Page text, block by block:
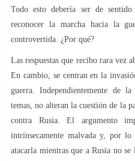
Todo esto debería ser de
reconocer la marcha hacia la
controvertida. ¿Por qué?
Las respuestas que recibo rara vez
En cambio, se centran en la
guerra. Independientemente de
temas, no alteran la cuestión de la
contra Rusia. El argumento
intrínsecamente malvada y, por
atacarla mientras que a Rusia no